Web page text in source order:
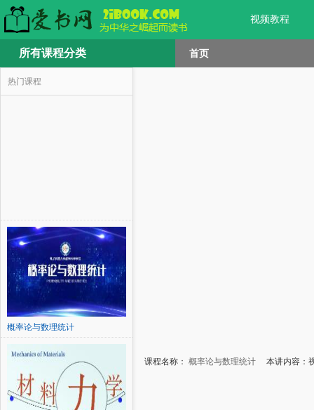
视频教程
所有课程分类 首页
热门课程
概率论与数理统计
课程名称： 概率论与数理统计 本讲内容：